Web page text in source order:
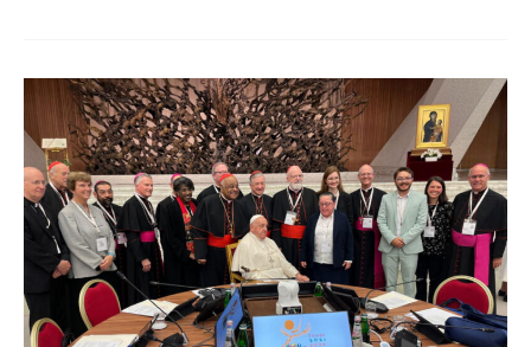
Synodalitäts-
Verständnis
von
Papst
Franziskus
im
Licht